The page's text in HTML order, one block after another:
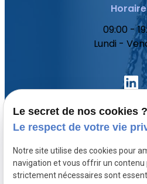
09:00 -
Lundi -
Votre
Domaines
Le secret de nos cookies ?
Le respect de votre vie
Notre site utilise des cookies pour
navigation et vous offrir un contenu
strictement nécessaires sont